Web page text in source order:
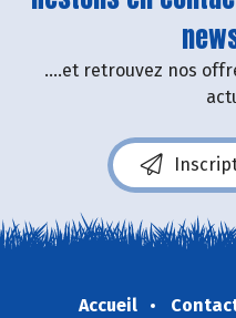
....et retrouvez nos
Accueil